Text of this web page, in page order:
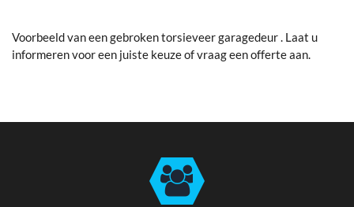
Voorbeeld van een gebroken torsieveer garagedeur . Laat u
informeren voor een juiste keuze of vraag een offerte aan.